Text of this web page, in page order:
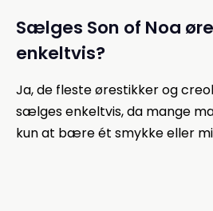
Sælges Son of Noa
enkeltvis?
Ja, de fleste ørestikker og
sælges enkeltvis, da mange
kun at bære ét smykke eller